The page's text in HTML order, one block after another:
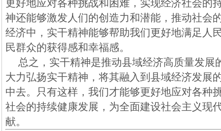
更好地应对各种挑战和困难，实现经济社会的
神还能够激发人们的创造力和潜能，推动社会
经济中，实干精神能够帮助我们更好地满足人
民群众的获得感和幸福感。
总之，实干精神是推动县域经济高质量发展
大力弘扬实干精神，将其融入到县域经济发展
中去。只有这样，我们才能够更好地应对各种
社会的持续健康发展，为全面建设社会主义现
献。